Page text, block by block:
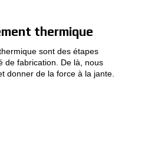
thermique
sont des étapes
de fabrication. De là, nous
donner de la force à la jante.